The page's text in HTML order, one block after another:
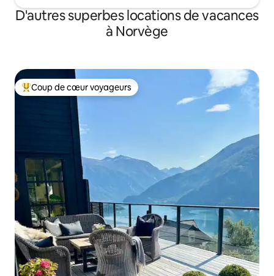
D'autres superbes locations de vacances
à Norvège
Coup de cœur voyageurs parmi les plus aimés
Coup de cœur voyageurs